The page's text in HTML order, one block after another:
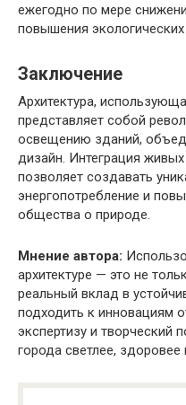
ежегодно по мере
повышения экологических
Заключение
Архитектура,
представляет собой
освещению зданий,
дизайн. Интеграция
позволяет создавать
энергопотребление и
общества о природе.
Мнение автора:
архитектуре — это не
реальный вклад в
подходить к инновациям
экспертизу и творческий
города светлее, здоровее